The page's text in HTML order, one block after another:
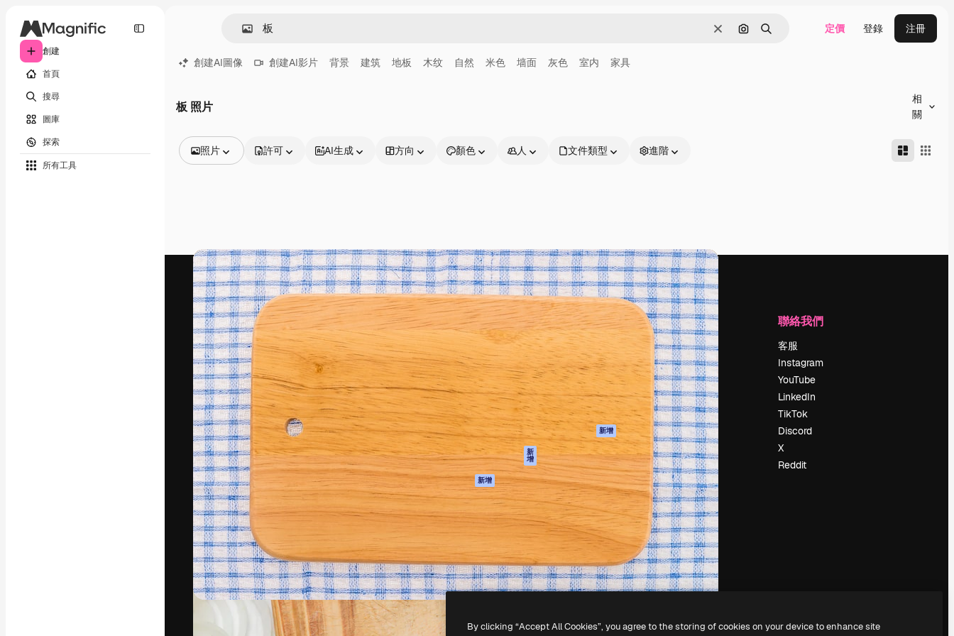
創建
首頁
搜尋
圖庫
探索
所有工具
清除 通過圖像搜索
搜尋 定價 登錄 注冊
創建AI圖像 創建AI影片 背景 建筑 地板 木纹 自然 米色 墙面 灰色 室内 家具
板 照片
相
關
照片
視頻
片段
動態圖形
影片範本
圖標
3D模型
字體
許可 AI生成 方向 顏色 人 文件類型 進階
引導你創作出最佳作品的創意平台。擁有超過
100萬訂閱者，涵蓋創意人士、企業、代理商
和工作室。
繁體中文 (香港)
產品
Spaces
AI助手
AI圖像生成器
AI視頻生成器
AI語音生成器
圖庫內容
MCP用於
Claude/ChatGPT
新
增
AI助手 新增
API
流動應用程式
所有Magnific工具
開始使用
Academy
文件
客服
使用條款
隱私政策
原創作品 新增
Cookie 政策
信任中心
聯盟夥伴
企業
公司
定價
關於我們
評論
工作機會
搜索趨勢
博客
聚會活動
Slidesgo
出售內容
新聞室
正在尋找
magnific.ai
聯絡我們
客服
Instagram
YouTube
LinkedIn
TikTok
Discord
X
Reddit
Copyright © 2010-2026Freepik Company S.L.U.版權所有.
By clicking “Accept All Cookies”, you agree to the storing of cookies on your device to enhance site